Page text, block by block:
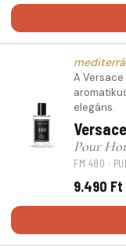
A Versace
elegáns.
Versace
Pour
FM 480 ·
9.490 Ft